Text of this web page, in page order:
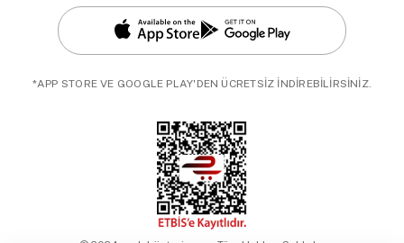
*APP STORE VE GOOGLE PLAY'DEN ÜCRETSİZ İNDİREBİLİRSİNİZ.